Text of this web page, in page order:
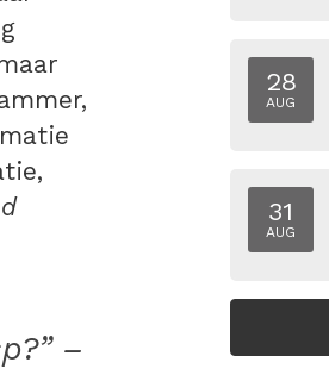
–
28
AUG
31
AUG